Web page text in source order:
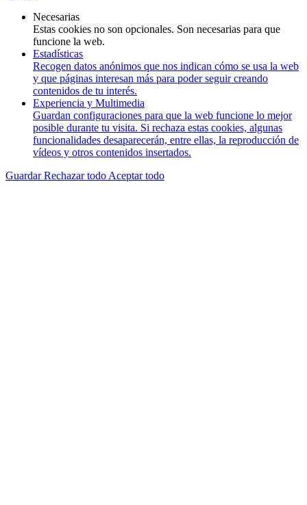
Necesarias
Estas cookies no son opcionales. Son necesarias para que
funcione la web.
Estadísticas
Recogen datos anónimos que nos indican cómo se usa la web
y que páginas interesan más para poder seguir creando
contenidos de tu interés.
Experiencia y Multimedia
Guardan configuraciones para que la web funcione lo mejor
posible durante tu visita. Si rechaza estas cookies, algunas
funcionalidades desaparecerán, entre ellas, la reproducción de
vídeos y otros contenidos insertados.
GuardarRechazar todo Aceptar todo